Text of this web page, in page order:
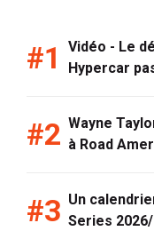
Vidéo - Le
Hypercar
Wayne
à Road
Un
Series